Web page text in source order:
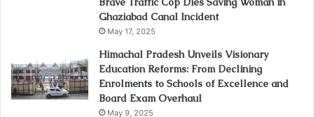
Ghaziabad Canal Incident
May 17, 2025
Himachal Pradesh Unveils Visionary
Education Reforms: From Declining
Enrolments to Schools of Excellence and
Board Exam Overhaul
May 9, 2025